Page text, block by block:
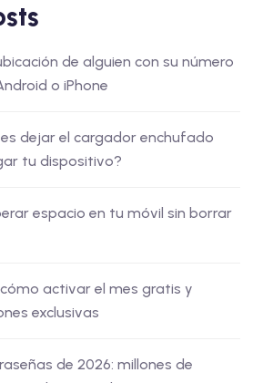
de alguien con su número
o iPhone
dejar el cargador enchufado
tu dispositivo?
espacio en tu móvil sin borrar
activar el mes gratis y
exclusivas
de 2026: millones de